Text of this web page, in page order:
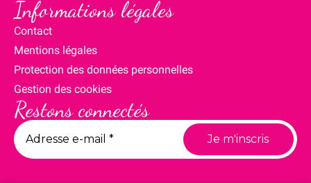
Informations légales
Contact
Mentions légales
Protection des données personnelles
Gestion des cookies
Restons connectés